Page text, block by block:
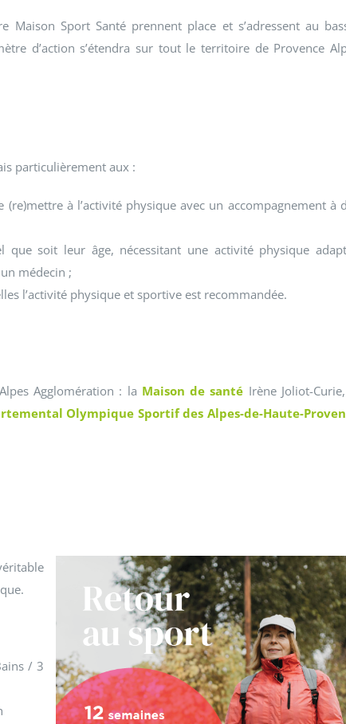
Sport Santé prennent place et s’adressent au
d’action s’étendra sur tout le territoire de Provence
particulièrement aux :
à l’activité physique avec un accompagnement à
que soit leur âge, nécessitant une activité physique
médecin ;
l’activité physique et sportive est recommandée.
Agglomération : la Maison de santé Irène Joliot-
Olympique Sportif des Alpes-de-Haute-
/ 3